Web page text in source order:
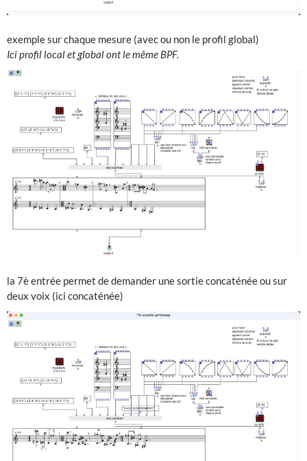
exemple sur chaque mesure (avec ou non le profil global)
Ici profil local et global ont le même BPF.
la 7è entrée permet de demander une sortie concaténée ou sur
deux voix (ici concaténée)